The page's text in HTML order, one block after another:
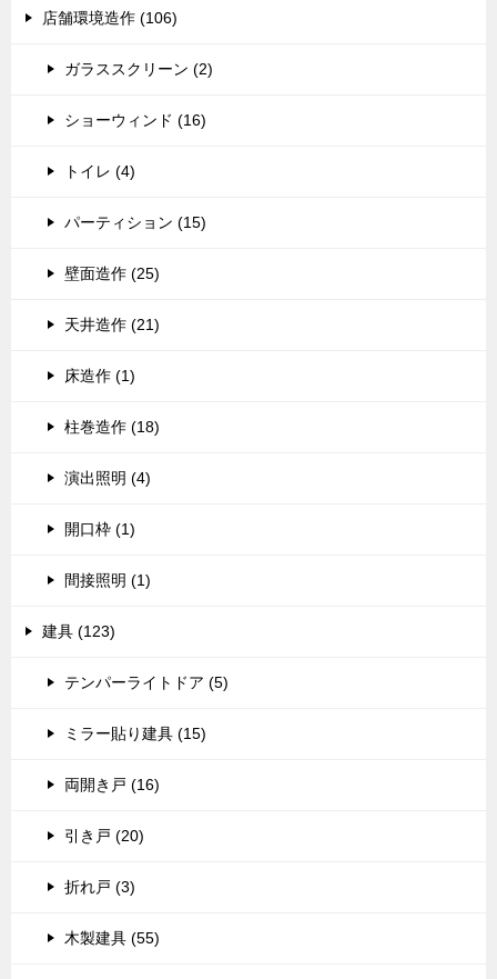
店舗環境造作 (106)
ガラススクリーン (2)
ショーウィンド (16)
トイレ (4)
パーティション (15)
壁面造作 (25)
天井造作 (21)
床造作 (1)
柱巻造作 (18)
演出照明 (4)
開口枠 (1)
間接照明 (1)
建具 (123)
テンパーライトドア (5)
ミラー貼り建具 (15)
両開き戸 (16)
引き戸 (20)
折れ戸 (3)
木製建具 (55)